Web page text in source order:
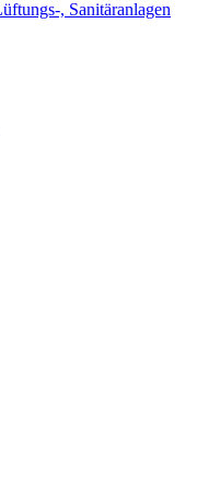
, Sanitäranlagen